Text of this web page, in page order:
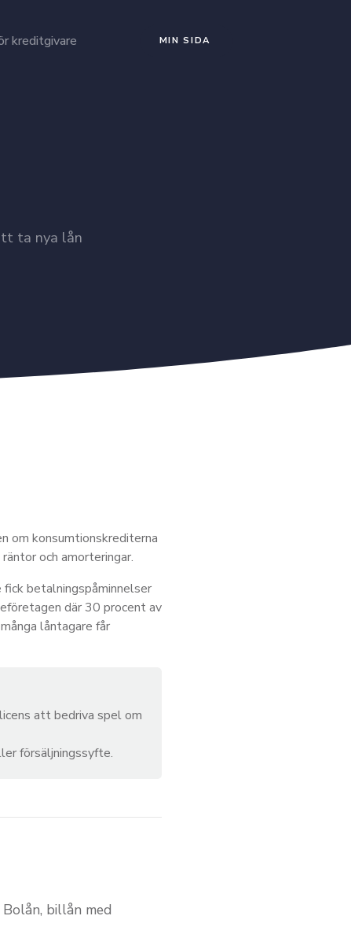
kreditgivare MIN SIDA
ta nya lån
om konsumtionskrediterna
och amorteringar.
betalningspåminnelser
där 30 procent av
låntagare får
att bedriva spel om
försäljningssyfte.
Bolån, billån med